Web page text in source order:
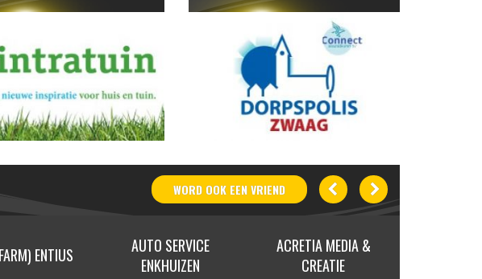
WORD OOK EENVRIEND
AUTO SERVICE
ENKHUIZEN
ACRETIA MEDIA &
GERARD, WENDY, DAAN